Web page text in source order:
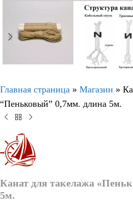
Главная страница » Магазин »
“Пеньковый” 0,7мм. длина 5м.
Канат для такелажа
5м.